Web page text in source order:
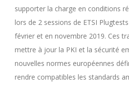
supporter la charge en conditions
lors de 2 sessions de ETSI
février et en novembre 2019. Ces
mettre à jour la PKI et la sécurité
nouvelles normes européennes
rendre compatibles les standards